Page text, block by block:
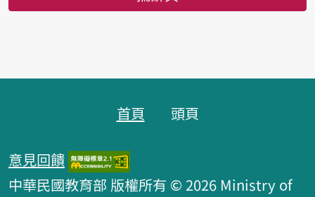
首頁 頭頁
意見回饋
中華民國教育部 版權所有 © 2026 Ministry of